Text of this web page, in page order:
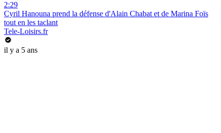
2:29
Cyril Hanouna prend la défense d'Alain Chabat et de Marina Foïs
tout en les taclant
Tele-Loisirs.fr
il y a 5 ans